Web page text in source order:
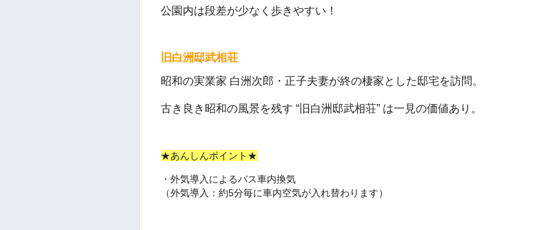
公園内は段差が少なく歩きやすい！
旧白洲邸武相荘
昭和の実業家 白洲次郎・正子夫妻が終の棲家とした邸宅を訪問。
古き良き昭和の風景を残す “旧白洲邸武相荘” は一見の価値あり。
★あんしんポイント★
・外気導入によるバス車内換気
（外気導入：約5分毎に車内空気が入れ替わります）